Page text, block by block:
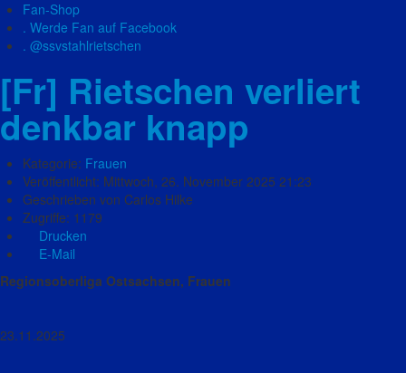
Fan-Shop
. Werde Fan auf Facebook
. @ssvstahlrietschen
[Fr] Rietschen verliert
denkbar knapp
Kategorie: Frauen
Veröffentlicht: Mittwoch, 26. November 2025 21:23
Geschrieben von Carlos Hilke
Zugriffe: 1179
Drucken
E-Mail
Regionsoberliga Ostsachsen, Frauen
23.11.2025